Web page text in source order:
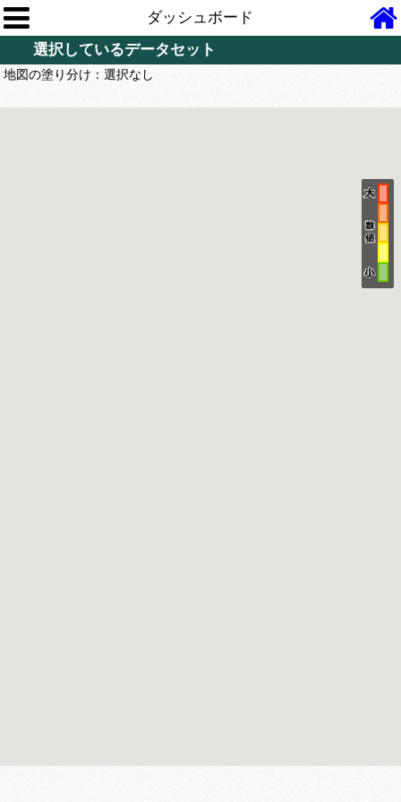
ダッシュボード
選択しているデータセット
地図の塗り分け： 選択なし